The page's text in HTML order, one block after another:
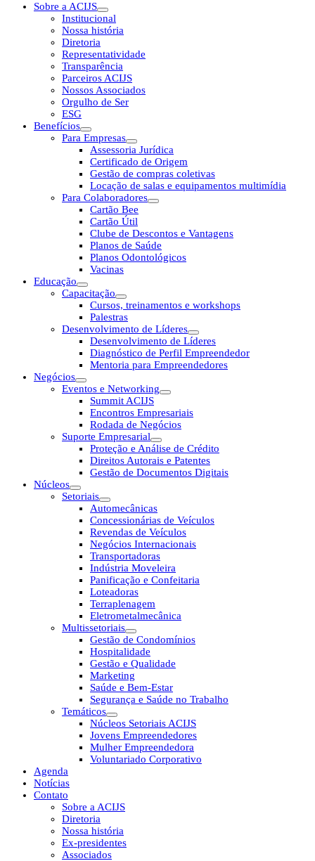
Sobre a ACIJS
Institucional
Nossa história
Diretoria
Representatividade
Transparência
Parceiros ACIJS
Nossos Associados
Orgulho de Ser
ESG
Benefícios
Para Empresas
Assessoria Jurídica
Certificado de Origem
Gestão de compras coletivas
Locação de salas e equipamentos multimídia
Para Colaboradores
Cartão Bee
Cartão Útil
Clube de Descontos e Vantagens
Planos de Saúde
Planos Odontológicos
Vacinas
Educação
Capacitação
Cursos, treinamentos e workshops
Palestras
Desenvolvimento de Líderes
Desenvolvimento de Líderes
Diagnóstico de Perfil Empreendedor
Mentoria para Empreendedores
Negócios
Eventos e Networking
Summit ACIJS
Encontros Empresariais
Rodada de Negócios
Suporte Empresarial
Proteção e Análise de Crédito
Direitos Autorais e Patentes
Gestão de Documentos Digitais
Núcleos
Setoriais
Automecânicas
Concessionárias de Veículos
Revendas de Veículos
Negócios Internacionais
Transportadoras
Indústria Moveleira
Panificação e Confeitaria
Loteadoras
Terraplenagem
Eletrometalmecânica
Multissetoriais
Gestão de Condomínios
Hospitalidade
Gestão e Qualidade
Marketing
Saúde e Bem-Estar
Segurança e Saúde no Trabalho
Temáticos
Núcleos Setoriais ACIJS
Jovens Empreendedores
Mulher Empreendedora
Voluntariado Corporativo
Agenda
Notícias
Contato
Sobre a ACIJS
Diretoria
Nossa história
Ex-presidentes
Associados